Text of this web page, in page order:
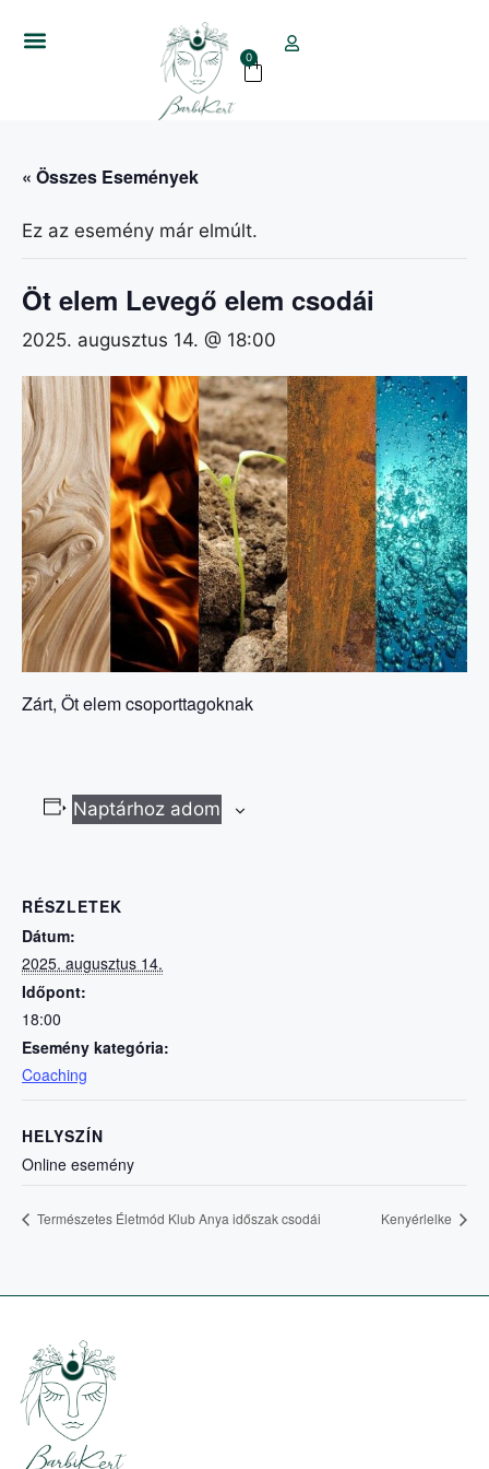
0
« Összes Események
Ez az esemény már elmúlt.
Öt elem Levegő elem csodái
2025. augusztus 14. @ 18:00
Zárt, Öt elem csoporttagoknak
Naptárhoz adom
RÉSZLETEK
Dátum:
2025. augusztus 14.
Időpont:
18:00
Esemény kategória:
Coaching
HELYSZÍN
Online esemény
Természetes Életmód Klub Anya időszak csodái Kenyérlelke